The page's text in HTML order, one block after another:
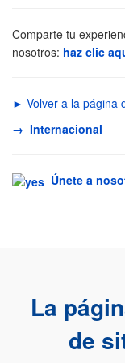
Comparte tu
nosotros: haz clic
► Volver a la página
→ Internacional
Únete a
La
de